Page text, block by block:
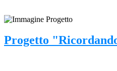
Progetto